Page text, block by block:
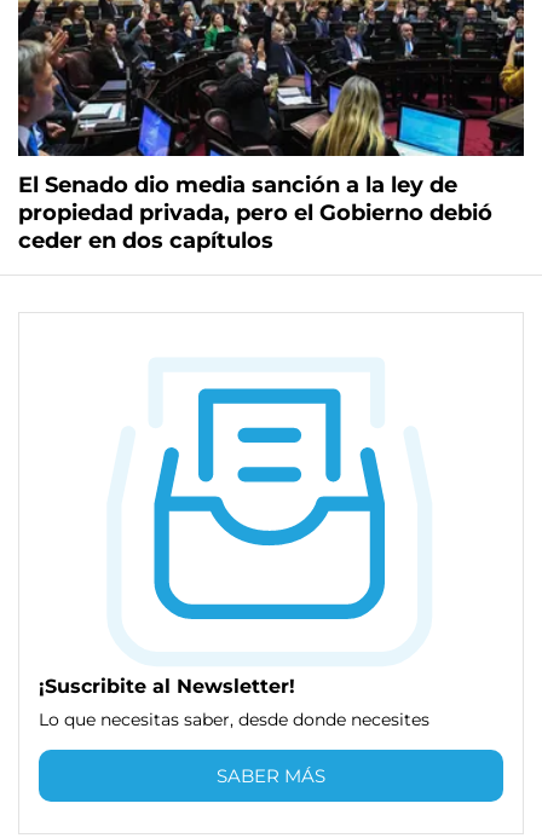
El Senado dio media sanción a la ley de
propiedad privada, pero el Gobierno debió
ceder en dos capítulos
¡Suscribite al Newsletter!
Lo que necesitas saber, desde donde necesites
SABER MÁS